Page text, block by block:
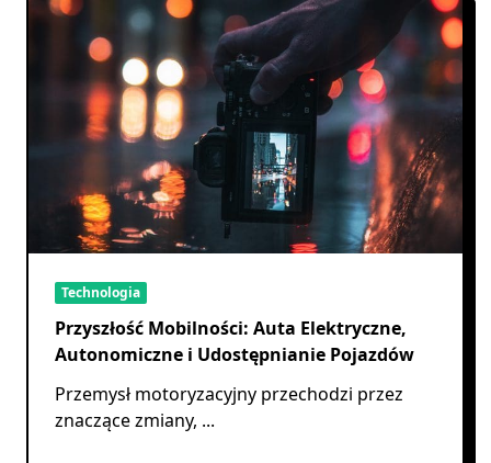
Technologia
Przyszłość Mobilności: Auta Elektryczne,
Autonomiczne i Udostępnianie Pojazdów
Przemysł motoryzacyjny przechodzi przez
znaczące zmiany, ...